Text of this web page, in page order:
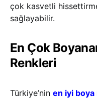
çok kasvetli
sağlayabilir.
En Çok
Renkleri
Türkiye’nin en iyi boya